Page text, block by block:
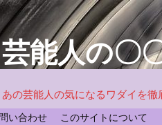
芸能人の〇
あの芸能人の気になるワダイを徹
い合わせ このサイトについて